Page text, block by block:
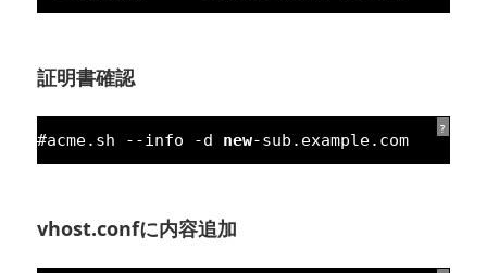
証明書確認
?
#acme.sh --info -d new-sub.example.com
vhost.confに内容追加